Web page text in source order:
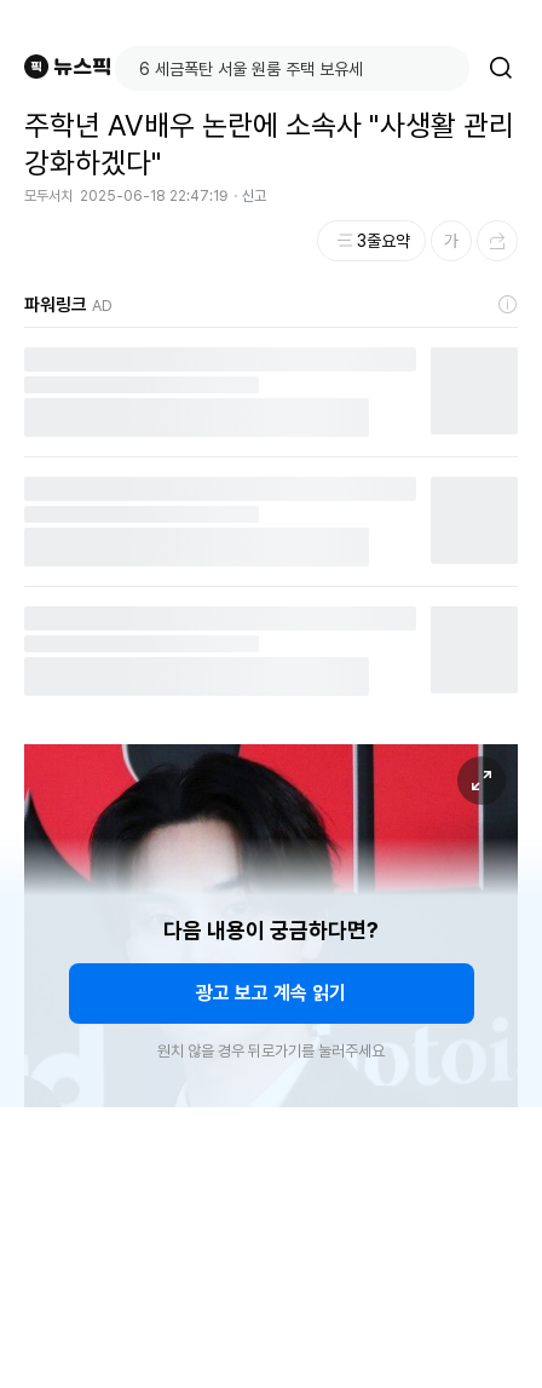
주학년 AV배우 논란에 소속사 "사생활 관리
강화하겠다"
모두서치 2025-06-18 22:47:19 신고
3줄요약
파워링크 AD
다음 내용이 궁금하다면?
광고 보고 계속 읽기
원치 않을 경우 뒤로가기를 눌러주세요